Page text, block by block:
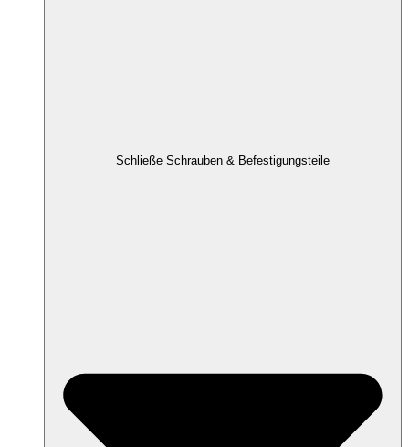
Schließe Schrauben & Befestigungsteile